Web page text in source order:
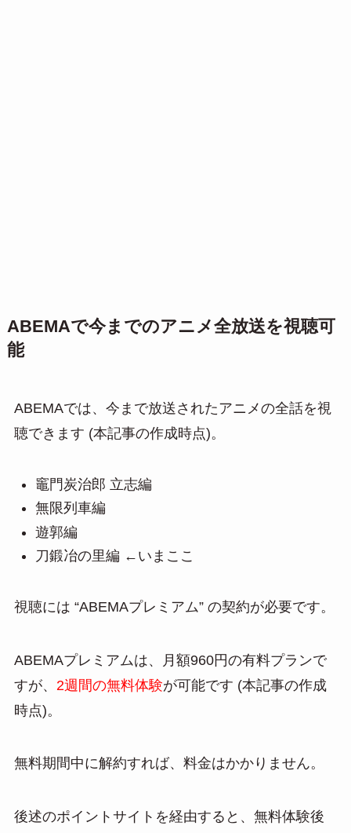
ABEMAで今までのアニメ全放送を視聴可
能
ABEMAでは、今まで放送されたアニメの全話を視
聴できます (本記事の作成時点)。
竈門炭治郎 立志編
無限列車編
遊郭編
刀鍛冶の里編 ←いまここ
視聴には “ABEMAプレミアム” の契約が必要です。
ABEMAプレミアムは、月額960円の有料プランで
すが、 2週間の無料体験が可能です (本記事の作成
時点)。
無料期間中に解約すれば、料金はかかりません。
後述のポイントサイトを経由すると、無料体験後